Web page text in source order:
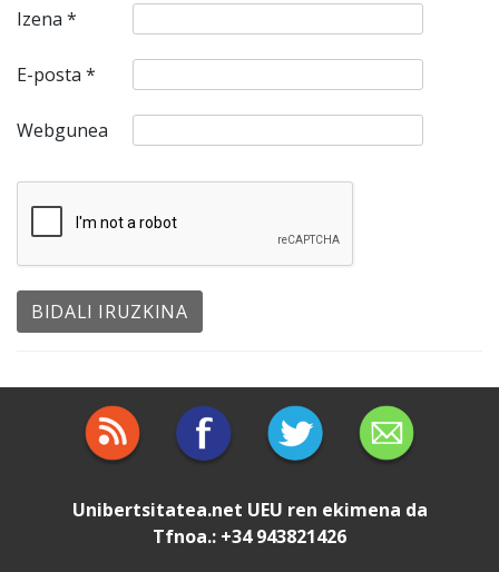
Izena *
E-posta *
Webgunea
Unibertsitatea.net UEU ren ekimena da
Tfnoa.: +34 943821426